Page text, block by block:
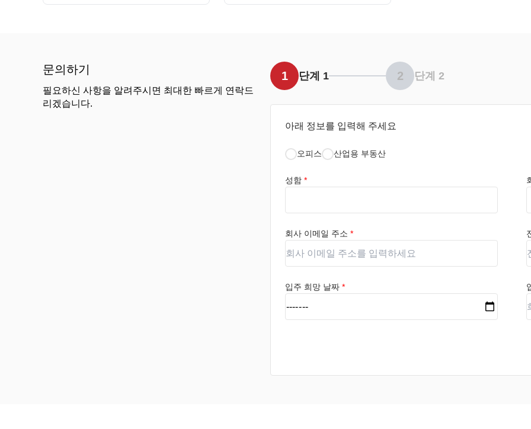
문의하기
필요하신 사항을 알려주시면 최대한 빠르게 연락드
리겠습니다.
1 단계 1 2 단계 2
아래 정보를 입력해 주세요
오피스 산업용 부동산
성함 *
회사 이메일 주소 *
입주 희망 날짜 *